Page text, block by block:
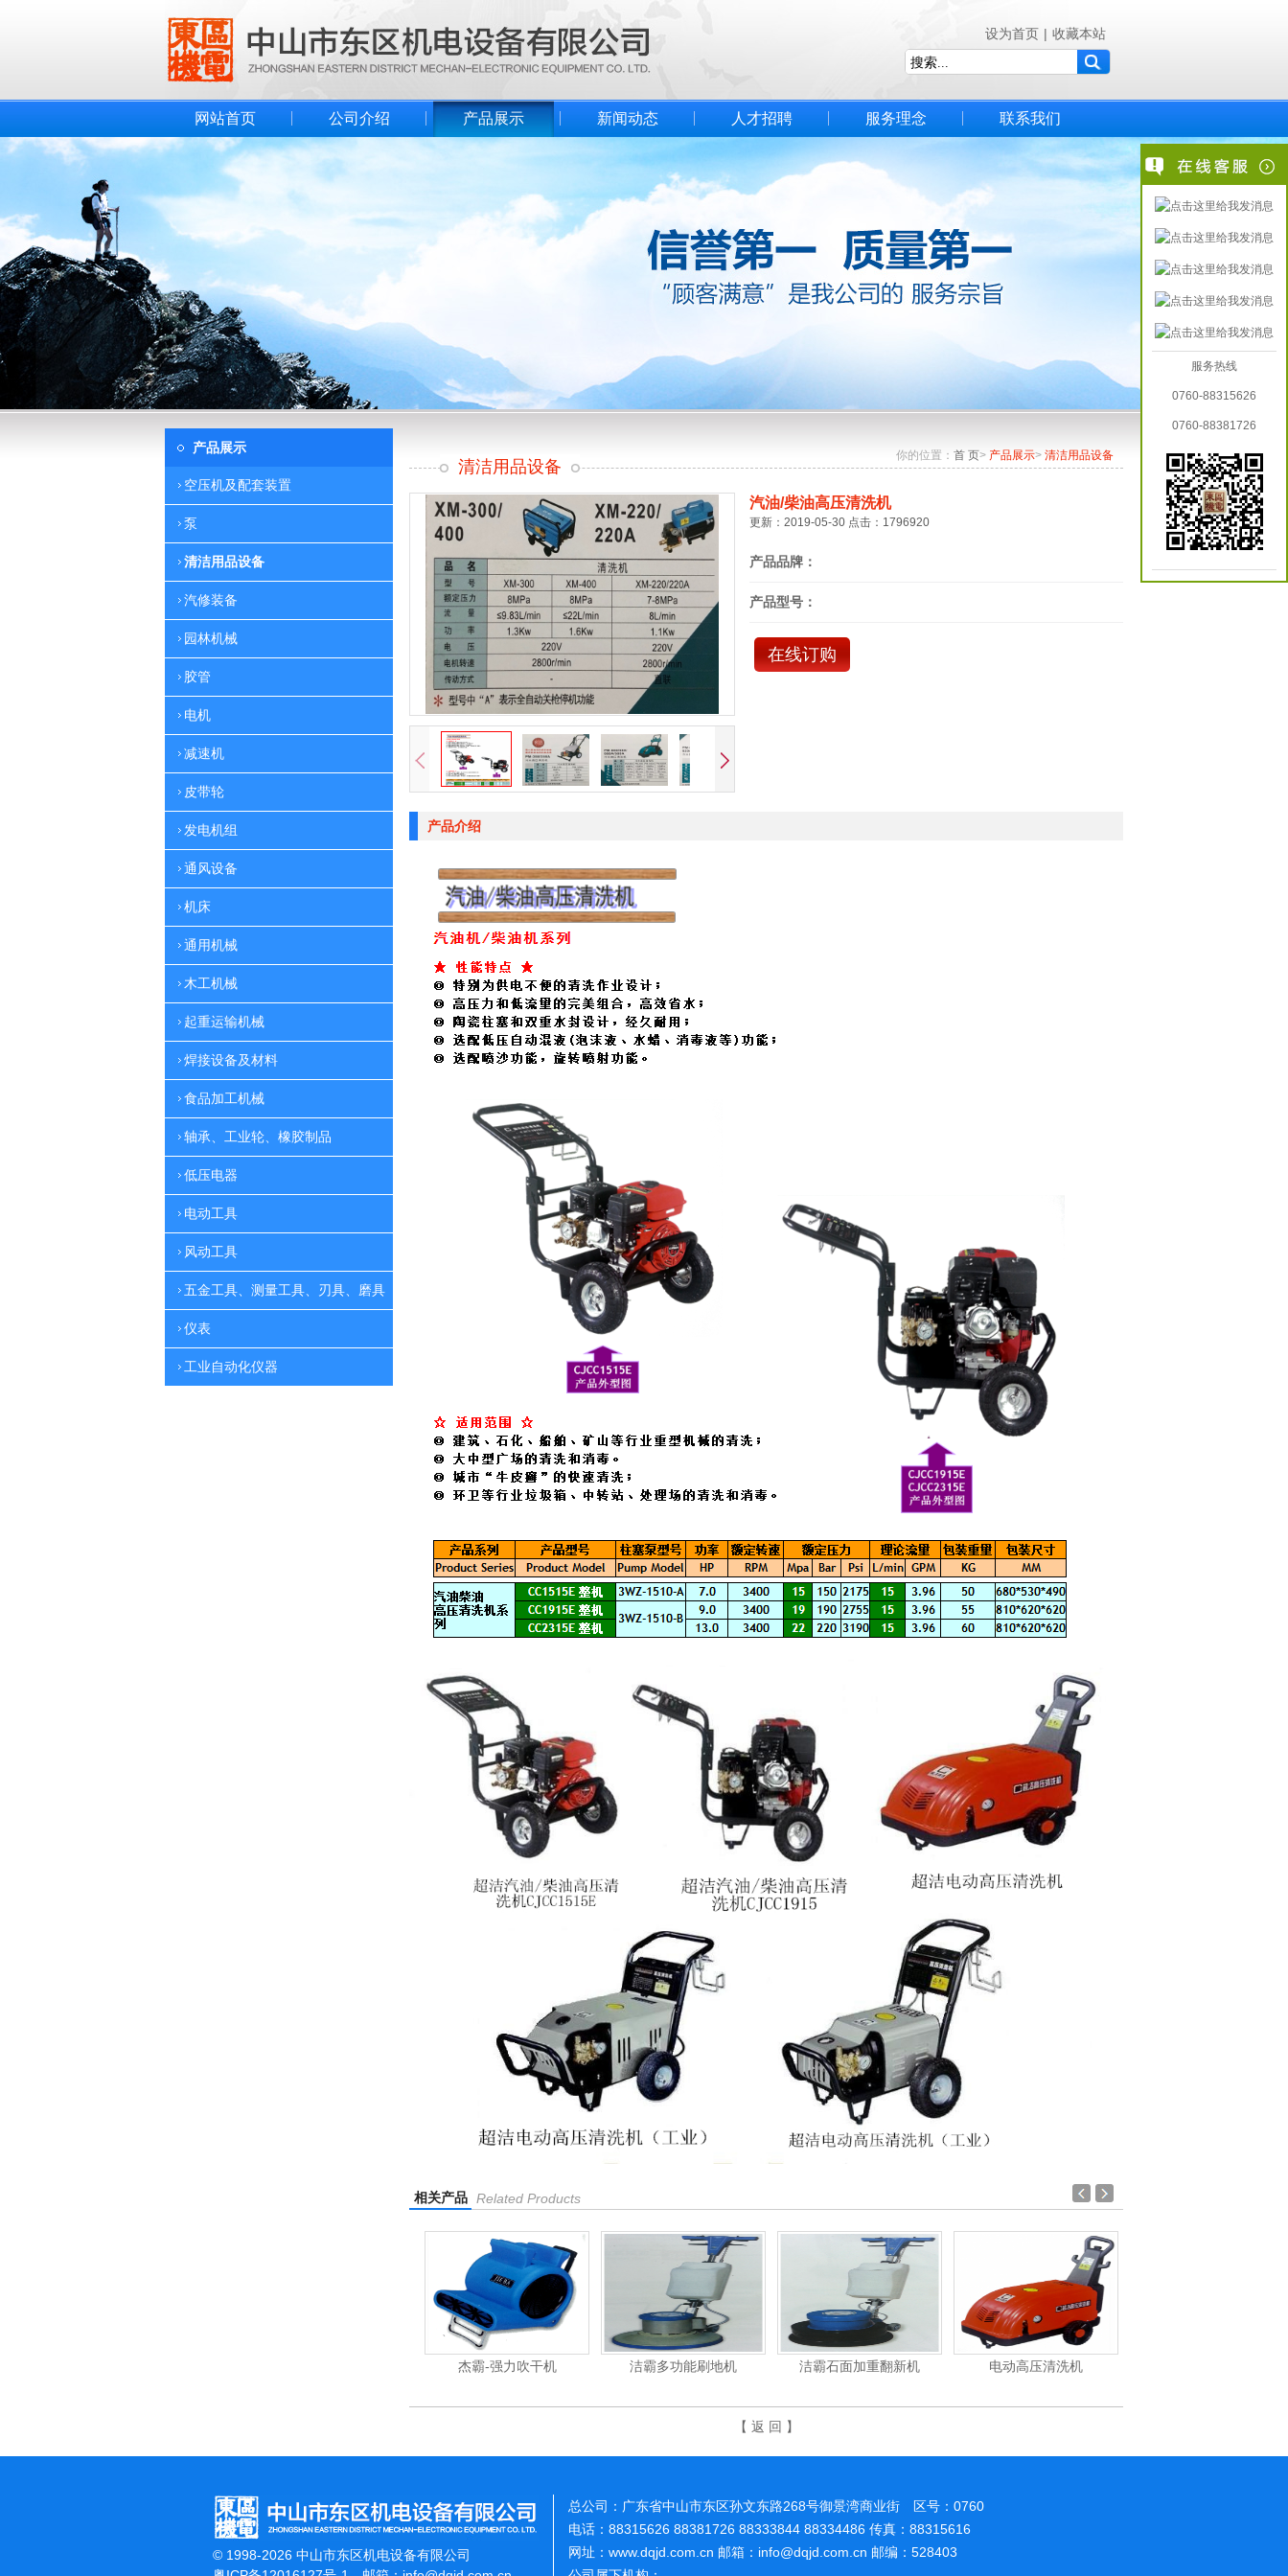
设为首页 | 收藏本站
网站首页 公司介绍 产品展示 新闻动态 人才招聘 服务理念 联系我们
产品展示
空压机及配套装置
泵
清洁用品设备
汽修装备
园林机械
胶管
电机
减速机
皮带轮
发电机组
通风设备
机床
通用机械
木工机械
起重运输机械
焊接设备及材料
食品加工机械
轴承、工业轮、橡胶制品
低压电器
电动工具
风动工具
五金工具、测量工具、刃具、磨具
仪表
工业自动化仪器
你的位置： 首 页> 产品展示> 清洁用品设备
清洁用品设备
汽油/柴油高压清洗机
更新：2019-05-30 点击：1796920
产品品牌：
产品型号：
在线订购
产品介绍
相关产品 Related Products
杰霸-强力吹干机 洁霸多功能刷地机 洁霸石面加重翻新机 电动高压清洗机
【 返 回 】
© 1998-2026 中山市东区机电设备有限公司
总公司：广东省中山市东区孙文东路268号御景湾商业街 区号：0760
电话：88315626 88381726 88333844 88334486 传真：88315616
网址：www.dqjd.com.cn 邮箱：info@dqjd.com.cn 邮编：528403
服务热线
0760-88315626
0760-88381726